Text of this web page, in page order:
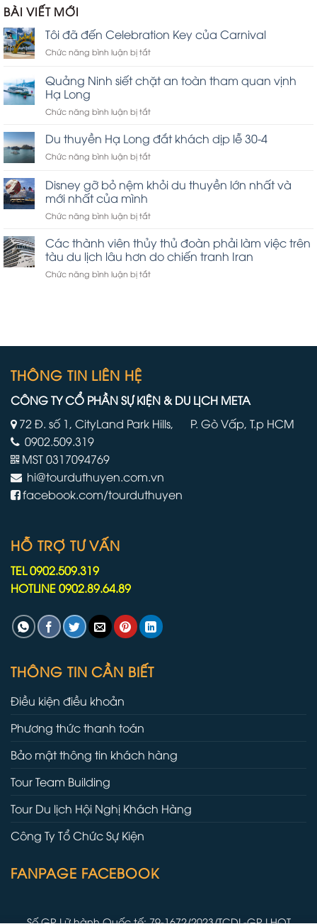
1.00
5
sao
BÀI VIẾT MỚI
Tôi đã đến Celebration Key của Carnival
Chức năng bình luận bị tắtở
đã
đến
Key
Carnival
Quảng Ninh siết chặt an toàn tham quan vịnh
Hạ Long
Chức năng bình luận bị tắtở
Ninh
siết
chặt
toàn
vịnh
Long
Du thuyền Hạ Long đắt khách dịp lễ 30-4
Chức năng bình luận bị tắtở
thuyền
Hạ
đắt
dịp
lễ
30-
4
Disney gỡ bỏ nệm khỏi du thuyền lớn nhất và
mới nhất của mình
Chức năng bình luận bị tắtở
bỏ
nệm
khỏi
mới
Các thành viên thủy thủ đoàn phải làm việc trên
tàu du lịch lâu hơn do chiến tranh Iran
Chức năng bình luận bị tắtở
đoàn
trên
tàu
lịch
chiến
Iran
THÔNG TIN LIÊN HỆ
CÔNG TY CỔ PHẦN SỰ KIỆN & DU LỊCH META
72 Đ. số 1, CityLand Park Hills, P. Gò Vấp, T.p HCM
0902.509.319
MST 0317094769
hi@tourduthuyen.com.vn
facebook.com/tourduthuyen
HỖ TRỢ TƯ VẤN
TEL 0902.509.319
HOTLINE 0902.89.64.89
THÔNG TIN CẦN BIẾT
Điều kiện điều khoản
Phương thức thanh toán
Bảo mật thông tin khách hàng
Tour Team Building
Tour Du lịch Hội Nghị Khách Hàng
Công Ty Tổ Chức Sự Kiện
FANPAGE FACEBOOK